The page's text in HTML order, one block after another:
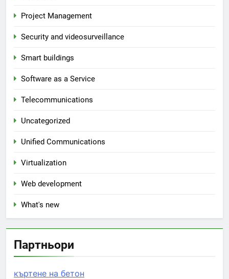
Project Management
Security and videosurveillance
Smart buildings
Software as a Service
Telecommunications
Uncategorized
Unified Communications
Virtualization
Web development
What's new
Партньори
къртене на бетон